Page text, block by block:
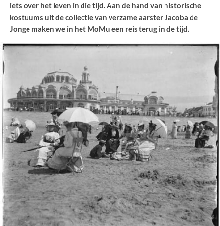
iets over het leven in die tijd. Aan de hand van historische
kostuums uit de collectie van verzamelaarster Jacoba de
Jonge maken we in het MoMu een reis terug in de tijd.